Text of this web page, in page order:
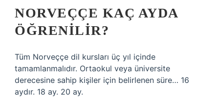
NORVEÇÇE KAÇ AYDA
ÖĞRENILIR?
Tüm Norveççe dil kursları üç yıl içinde
tamamlanmalıdır. Ortaokul veya üniversite
derecesine sahip kişiler için belirlenen süre… 16
aydır. 18 ay. 20 ay.